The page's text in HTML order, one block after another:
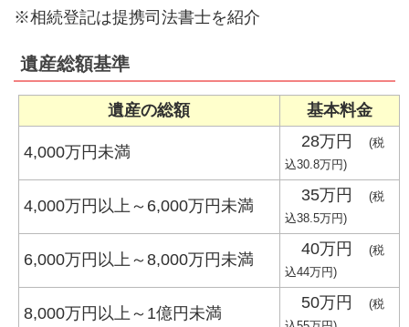
※相続登記は提携司法書士を紹介
遺産総額基準
遺産の総額 基本料金
4,000万円未満
28万円
(税
込30.8万円)
4,000万円以上～6,000万円未満
35万円
(税
込38.5万円)
6,000万円以上～8,000万円未満
40万円
(税
込44万円)
8,000万円以上～1億円未満
50万円
(税